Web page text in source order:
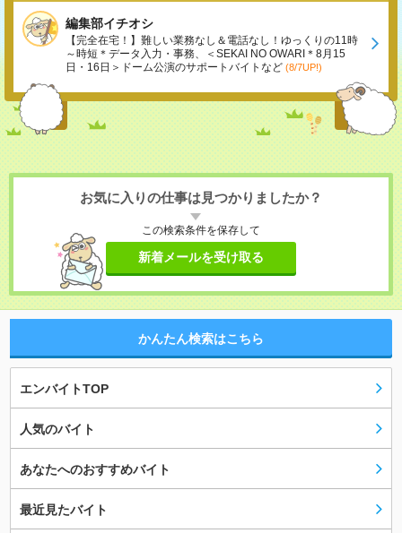
編集部イチオシ
【完全在宅！】難しい業務なし＆電話なし！ゆっくりの11時
～時短＊データ入力・事務、＜SEKAI NO OWARI＊8月15
日・16日＞ドーム公演のサポートバイトなど (8/7UP!)
お気に入りの仕事は見つかりましたか？
この検索条件を保存して
新着メールを受け取る
かんたん検索はこちら
エンバイトTOP
人気のバイト
あなたへのおすすめバイト
最近見たバイト